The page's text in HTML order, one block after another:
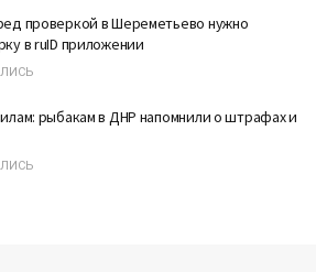
проверкой в Шереметьево нужно
в ruID приложении
рыбакам в ДНР напомнили о штрафах и